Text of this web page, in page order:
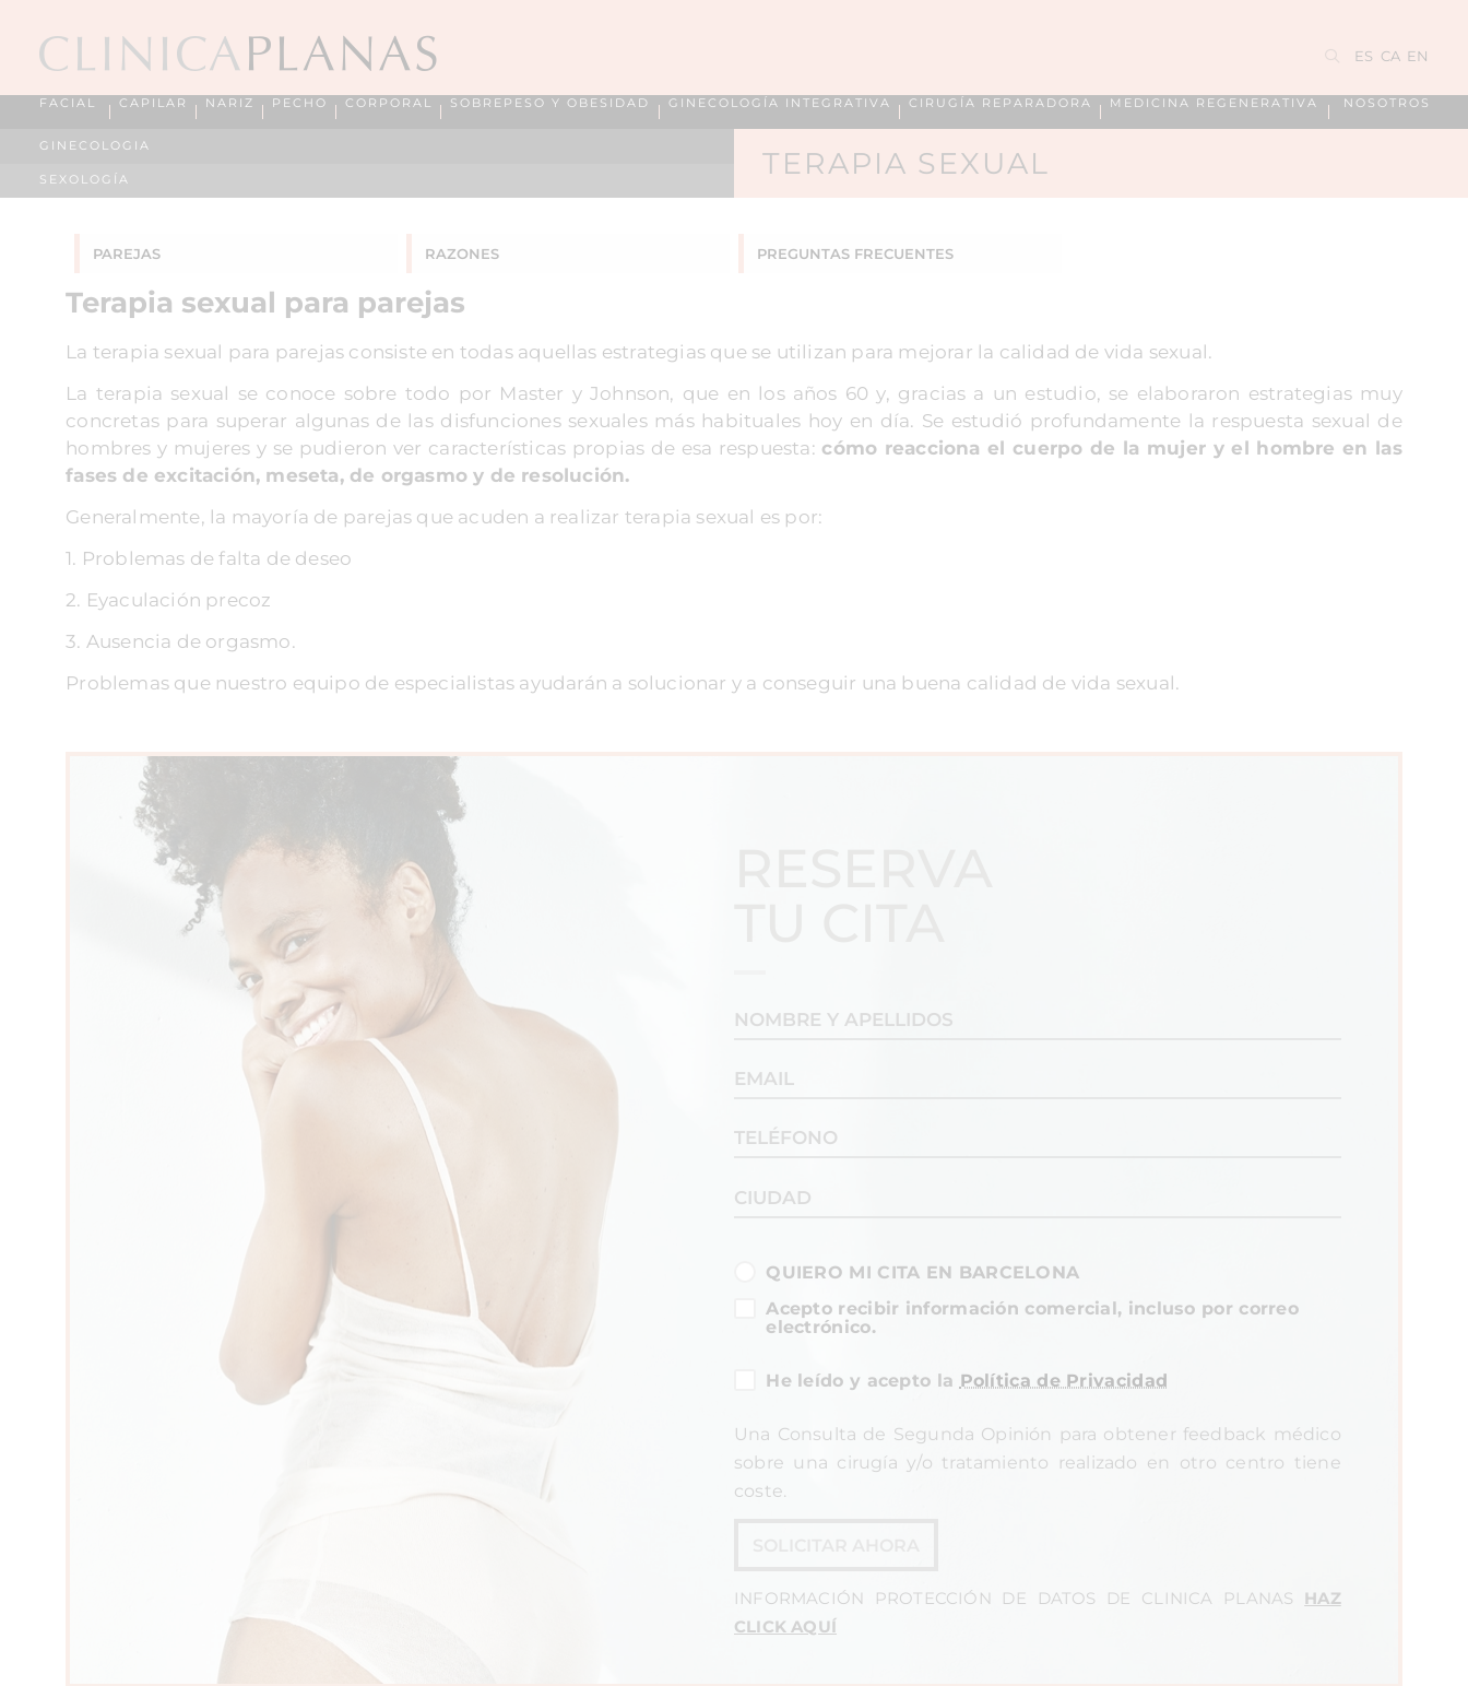
ES CA EN
FACIAL CAPILAR NARIZ PECHO CORPORAL SOBREPESO Y OBESIDAD GINECOLOGÍA INTEGRATIVA CIRUGÍA REPARADORA MEDICINA REGENERATIVA NOSOTROS
GINECOLOGIA
SEXOLOGÍA TERAPIA SEXUAL
PAREJAS RAZONES PREGUNTAS FRECUENTES
Terapia sexual para parejas
La terapia sexual para parejas consiste en todas aquellas estrategias que se utilizan para mejorar la calidad de vida sexual.
La terapia sexual se conoce sobre todo por Master y Johnson, que en los años 60 y, gracias a un estudio, se elaboraron estrategias muy
concretas para superar algunas de las disfunciones sexuales más habituales hoy en día. Se estudió profundamente la respuesta sexual de
hombres y mujeres y se pudieron ver características propias de esa respuesta: cómo reacciona el cuerpo de la mujer y el hombre en las
fases de excitación, meseta, de orgasmo y de resolución.
Generalmente, la mayoría de parejas que acuden a realizar terapia sexual es por:
1. Problemas de falta de deseo
2. Eyaculación precoz
3. Ausencia de orgasmo.
Problemas que nuestro equipo de especialistas ayudarán a solucionar y a conseguir una buena calidad de vida sexual.
QUIERO MI CITA EN BARCELONA
Acepto recibir información comercial, incluso por correo
electrónico.
He leído y acepto la Política de Privacidad
Una Consulta de Segunda Opinión para obtener feedback médico
sobre una cirugía y/o tratamiento realizado en otro centro tiene
coste.
INFORMACIÓN PROTECCIÓN DE DATOS DE CLINICA PLANAS
HAZ
CLICK AQUÍ